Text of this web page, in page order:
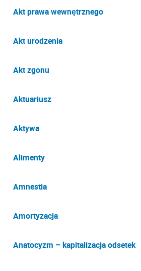
Akt prawa wewnętrznego
Akt urodzenia
Akt zgonu
Aktuariusz
Aktywa
Alimenty
Amnestia
Amortyzacja
Anatocyzm – kapitalizacja odsetek